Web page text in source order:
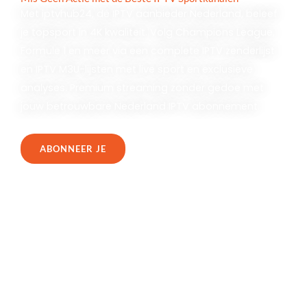
ABONNEER JE